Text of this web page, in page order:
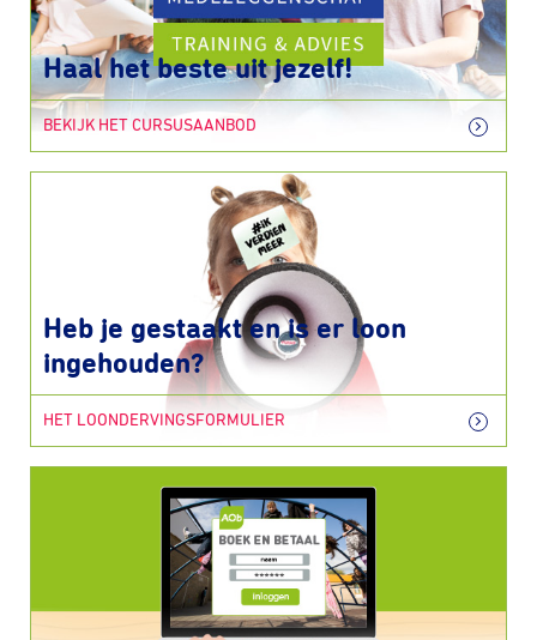
Haal het beste uit jezelf!
BEKIJK HET CURSUSAANBOD
Heb je gestaakt en is er loon
ingehouden?
HET LOONDERVINGSFORMULIER